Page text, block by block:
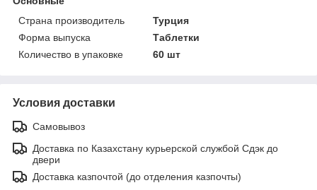
Страна производитель
Турция
Форма выпуска
Таблетки
Количество в упаковке
60 шт
Условия доставки
Самовывоз
Доставка по Казахстану курьерской службой Сдэк до
двери
Доставка казпочтой (до отделения казпочты)